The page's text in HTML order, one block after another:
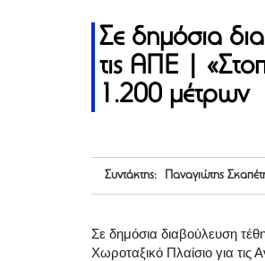
Σε δημόσια
τις ΑΠΕ |
1.200 μέτρων
Συντάκτης: Παναγιώτης
Σε δημόσια διαβούλευση
Χωροταξικό Πλαίσιο για